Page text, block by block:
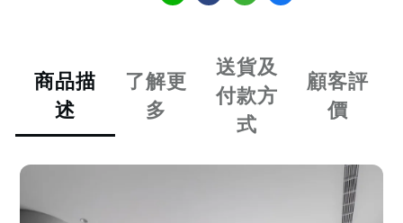
商品描
述
了解更
多
送貨及
付款方
式
顧客評
價